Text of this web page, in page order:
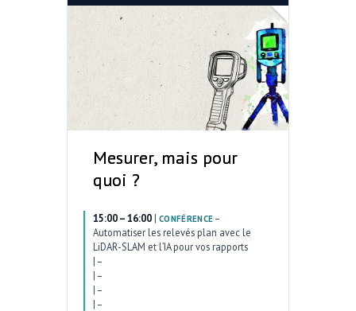
Mesurer, mais pour
quoi ?
15:00 – 16:00 | CONFÉRENCE –
Automatiser les relevés plan avec le
LiDAR-SLAM et l’IA pour vos rapports
| –
| –
| –
| –